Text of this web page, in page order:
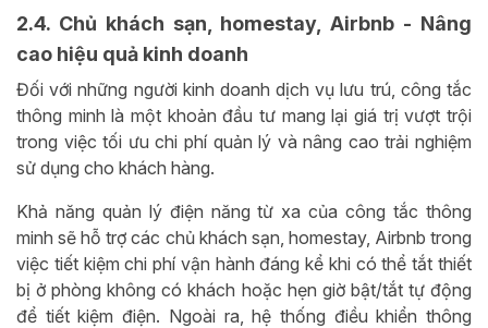
2.4. Chủ khách sạn, homestay, Airbnb - Nâng
cao hiệu quả kinh doanh
Đối với những người kinh doanh dịch vụ lưu trú, công tắc
thông minh là một khoản đầu tư mang lại giá trị vượt trội
trong việc tối ưu chi phí quản lý và nâng cao trải nghiệm
sử dụng cho khách hàng.
Khả năng quản lý điện năng từ xa của công tắc thông
minh sẽ hỗ trợ các chủ khách sạn, homestay, Airbnb trong
việc tiết kiệm chi phí vận hành đáng kể khi có thể tắt thiết
bị ở phòng không có khách hoặc hẹn giờ bật/tắt tự động
để tiết kiệm điện. Ngoài ra, hệ thống điều khiển thông